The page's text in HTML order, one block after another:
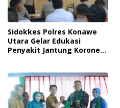
Sidokkes Polres Konawe
Utara Gelar Edukasi
Penyakit Jantung Koroner,
Hidup Sehat